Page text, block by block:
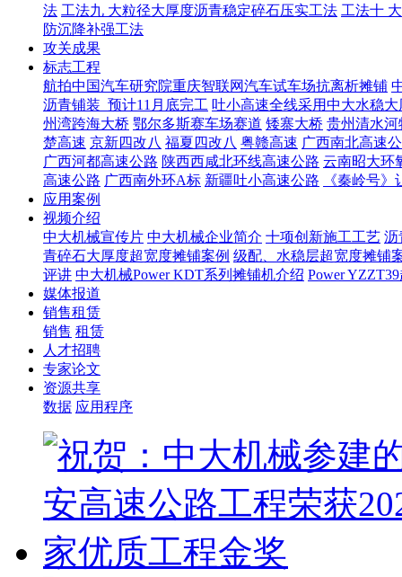
法 工法九 大粒径大厚度沥青稳定碎石压实工法 工法十
防沉降补强工法
攻关成果
标志工程
航拍中国汽车研究院重庆智联网汽车试车场抗离析摊铺
沥青铺装_预计11月底完工 吐小高速全线采用中大水稳
州湾跨海大桥 鄂尔多斯赛车场赛道 矮寨大桥 贵州清水
楚高速 京新四改八 福夏四改八 粤赣高速 广西南北高速
广西河都高速公路 陕西西咸北环线高速公路 云南昭大环
高速公路 广西南外环A标 新疆吐小高速公路
《秦岭号
应用案例
视频介绍
中大机械宣传片 中大机械企业简介 十项创新施工工艺 沥
青碎石大厚度超宽度摊铺案例 级配、水稳层超宽度摊铺
评讲 中大机械Power KDT系列摊铺机介绍 Power
媒体报道
销售租赁
销售 租赁
人才招聘
专家论文
资源共享
数据 应用程序